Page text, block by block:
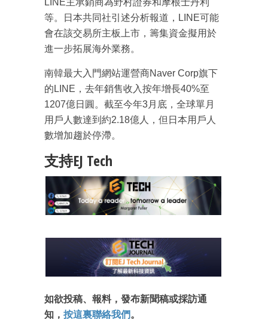
LINE主承銷商為野村證券和摩根士丹利
等。日本共同社引述分析報道，LINE可能
會在該交易所主板上市，籌集資金擬用於
進一步拓展海外業務。
南韓最大入門網站運營商Naver Corp旗下
的LINE，去年銷售收入按年增長40%至
1207億日圓。截至今年3月底，全球單月
用戶人數達到約2.18億人，但日本用戶人
數增加趨於停滯。
支持EJ Tech
如欲投稿、報料，發布新聞稿或採訪通
知， 按這裏聯絡我們。
成為 EJ Tech 會員
最新資訊（附創業懶人包）
箱！